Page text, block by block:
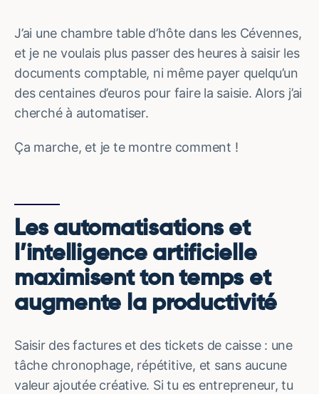
J’ai une chambre table d’hôte dans les Cévennes,
et je ne voulais plus passer des heures à saisir les
documents comptable, ni même payer quelqu’un
des centaines d’euros pour faire la saisie. Alors j’ai
cherché à automatiser.
Ça marche, et je te montre comment !
Les automatisations et
l’intelligence artificielle
maximisent ton temps et
augmente la productivité
Saisir des factures et des tickets de caisse : une
tâche chronophage, répétitive, et sans aucune
valeur ajoutée créative. Si tu es entrepreneur, tu